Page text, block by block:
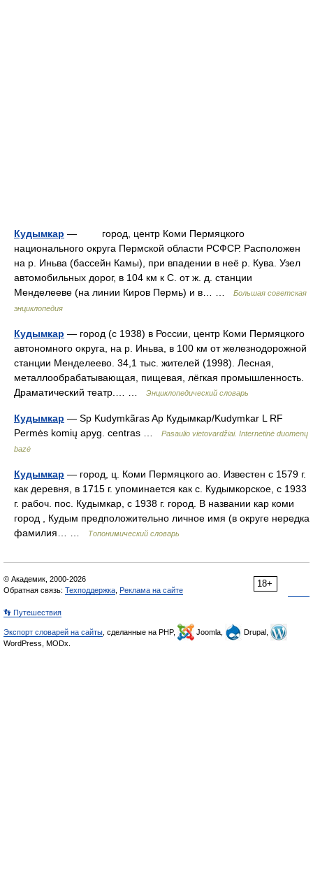
Кудымкар — город, центр Коми Пермяцкого
национального округа Пермской области РСФСР. Расположен
на р. Иньва (бассейн Камы), при впадении в неё р. Кува. Узел
автомобильных дорог, в 104 км к С. от ж. д. станции
Менделееве (на линии Киров Пермь) и в… …
Большая советская
энциклопедия
Кудымкар — город (с 1938) в России, центр Коми Пермяцкого
автономного округа, на р. Иньва, в 100 км от железнодорожной
станции Менделеево. 34,1 тыс. жителей (1998). Лесная,
металлообрабатывающая, пищевая, лёгкая промышленность.
Драматический театр.… …
Энциклопедический словарь
Кудымкар — Sp Kudymkãras Ap Кудымкар/Kudymkar L RF
Permės komių apyg. centras …
Pasaulio vietovardžiai. Internetinė duomenų
bazė
Кудымкар — город, ц. Коми Пермяцкого ао. Известен с 1579 г.
как деревня, в 1715 г. упоминается как с. Кудымкорское, с 1933
г. рабоч. пос. Кудымкар, с 1938 г. город. В названии кар коми
город , Кудым предположительно личное имя (в округе нередка
фамилия… …
Топонимический словарь
18+
© Академик, 2000-2026
Обратная связь: Техподдержка Реклама на сайте
👣 Путешествия
Экспорт словарей на сайты , сделанные на PHP, Joomla,
Drupal,
WordPress, MODx.